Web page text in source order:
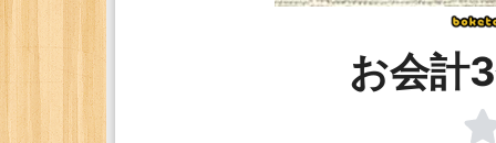
お会計